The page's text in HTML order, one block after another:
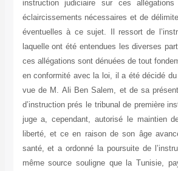
instruction judiciaire sur ces allégations
éclaircissements nécessaires et de
éventuelles à ce sujet. Il ressort de
laquelle ont été entendues les diverses
ces allégations sont dénuées de tout
en conformité avec la loi, il a été décidé
vue de M. Ali Ben Salem, et de sa
d’instruction prés le tribunal de première
juge a, cependant, autorisé le maintien
liberté, et ce en raison de son âge
santé, et a ordonné la poursuite de
même source souligne que la Tunisie,